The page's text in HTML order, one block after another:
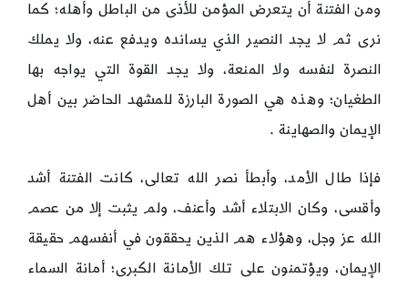
ومن الفتنة أن يتعرض المؤمن للأذى من الباطل وأهله؛ كما
نرى ثم لا يجد النصير الذي يسانده ويدفع عنه، ولا يملك
النصرة لنفسه ولا المنعة، ولا يجد القوة التي يواجه بها
الطغيان؛ وهذه هي الصورة البارزة للمشهد الحاضر بين أهل
الإيمان والصهاينة .
فإذا طال الأمد، وأبطأ نصر الله تعالى، كانت الفتنة أشد
وأقسى، وكان الابتلاء أشد وأعنف، ولم يثبت إلا من عصم
الله عز وجل، وهؤلاء هم الذين يحققون في أنفسهم حقيقة
الإيمان، ويؤتمنون على تلك الأمانة الكبرى؛ أمانة السماء